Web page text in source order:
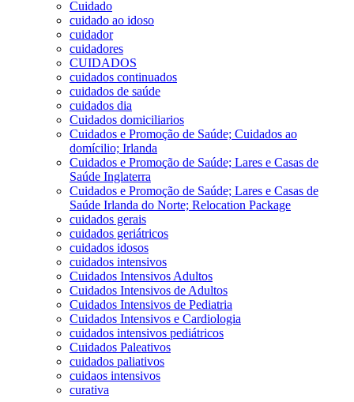
Cuidado
cuidado ao idoso
cuidador
cuidadores
CUIDADOS
cuidados continuados
cuidados de saúde
cuidados dia
Cuidados domiciliarios
Cuidados e Promoção de Saúde; Cuidados ao
domícilio; Irlanda
Cuidados e Promoção de Saúde; Lares e Casas de
Saúde Inglaterra
Cuidados e Promoção de Saúde; Lares e Casas de
Saúde Irlanda do Norte; Relocation Package
cuidados gerais
cuidados geriátricos
cuidados idosos
cuidados intensivos
Cuidados Intensivos Adultos
Cuidados Intensivos de Adultos
Cuidados Intensivos de Pediatria
Cuidados Intensivos e Cardiologia
cuidados intensivos pediátricos
Cuidados Paleativos
cuidados paliativos
cuidaos intensivos
curativa